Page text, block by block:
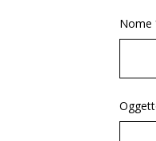
Nome